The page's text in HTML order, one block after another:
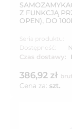
Z FUNKCJĄ
OPEN), DO
Seria produktu:
Dostępność:
Czas dostawy:
386,92 zł
Cena za: szt.